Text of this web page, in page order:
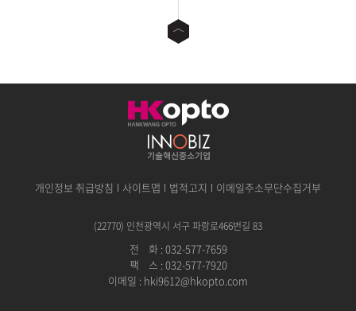
개인정보 취급방침 사이트맵 법적고지 이메일주소무단수집거부
(22770) 인천광역시 서구 파랑로466번길 83
전
화 : 032-577-7659
팩
스 : 032-577-7920
이메일 : hki9612@hkopto.com